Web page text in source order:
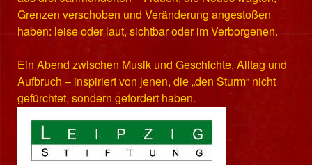
Grenzen verschoben und Veränderung angestoßen
haben: leise oder laut, sichtbar oder im Verborgenen.
Ein Abend zwischen Musik und Geschichte, Alltag und
Aufbruch – inspiriert von jenen, die „den Sturm“ nicht
gefürchtet, sondern gefordert haben.